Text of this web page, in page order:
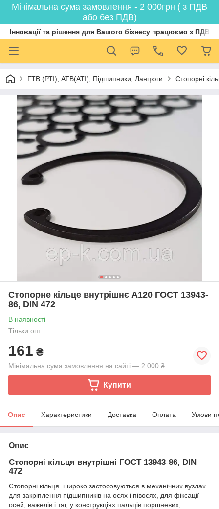
Мінімальна сума замовлення - 2 000грн ( з ПДВ
або без ПДВ)
Інновації та рішення для Вашого бізнесу працюємо з ПДВ
ГТВ (РТI), АТВ(АТI), Пiдшипники, Ланцюги Стопорні
Стопорне кільце внутрішнє А120 ГОСТ 13943-
86, DIN 472
В наявності
Тільки опт
161 ₴
Мінімальна сума замовлення на сайті — 2 000 ₴
Купити
Опис Характеристики Доставка Оплата Умови
Опис
Стопорні кільця внутрішні ГОСТ 13943-86, DIN
472
Стопорні кільця широко застосовуються в механічних вузлах
для закріплення підшипників на осях і півосях, для фіксації
осей, важелів і тяг, у конструкціях пальців поршневих,